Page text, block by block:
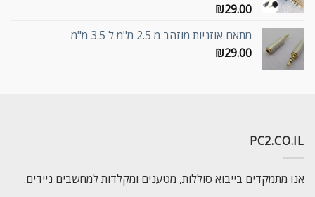
₪29.00
מתאם אוזניות מוזהב מ 2.5 מ"מ ל 3.5 מ"מ
₪29.00
PC2.CO.IL
אנו מתמקדים בייבוא סוללות, מטענים ומקלדות למחשבים ניידים.